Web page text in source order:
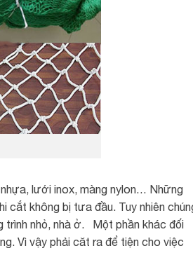
lưới inox, màng nylon… Những
cắt không bị tưa đầu. Tuy nhiên
trình nhỏ, nhà ở. Một phần khác đối
Vì vậy phải căt ra để tiện cho việc